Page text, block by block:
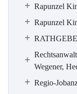
Rapunzel
Rapunzel
Wegener,
Regio-